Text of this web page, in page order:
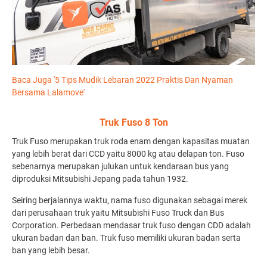
Baca Juga '5 Tips Mudik Lebaran 2022 Praktis Dan Nyaman
Bersama Lalamove'
Truk Fuso 8 Ton
Truk Fuso merupakan truk roda enam dengan kapasitas muatan
yang lebih berat dari CCD yaitu 8000 kg atau delapan ton. Fuso
sebenarnya merupakan julukan untuk kendaraan bus yang
diproduksi Mitsubishi Jepang pada tahun 1932.
Seiring berjalannya waktu, nama fuso digunakan sebagai merek
dari perusahaan truk yaitu Mitsubishi Fuso Truck dan Bus
Corporation. Perbedaan mendasar truk fuso dengan CDD adalah
ukuran badan dan ban. Truk fuso memiliki ukuran badan serta
ban yang lebih besar.